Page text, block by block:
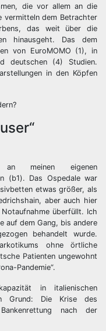
die vor allem an die
vermitteln dem Betrachter
das weit über die
hinausgeht. Das dem
von EuroMOMO (1), in
deutschen (4) Studien.
in den Köpfen
meinen eigenen
(b1). Das Ospedale war
etwas größer, als
aber auch hier
überfüllt. Ich
auf dem Gang, bis andere
behandelt wurde.
ohne örtliche
Patienten ungewohnt
Pandemie“.
in italienischen
Grund: Die Krise des
nach der